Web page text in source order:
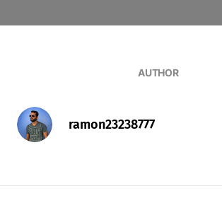
AUTHOR
ramon23238777